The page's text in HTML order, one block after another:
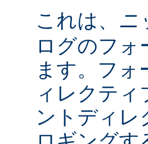
これは、 ニ
ログのフォ
ます。フォ
ィレクテ
ントディレ